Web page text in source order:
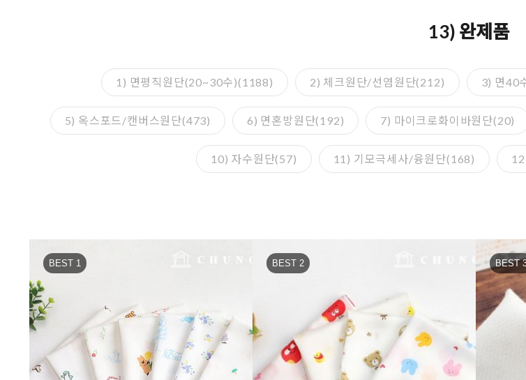
13) 완제품
1) 면평직원단(20~30수)(1188) 2) 체크원단/선염원단(212) 3) 면40
5) 옥스포드/캔버스원단(473) 6) 면혼방원단(192) 7) 마이크로화이바원단(20)
10) 자수원단(57) 11) 기모극세사/융원단(168)
BEST 1 BEST 2 BEST